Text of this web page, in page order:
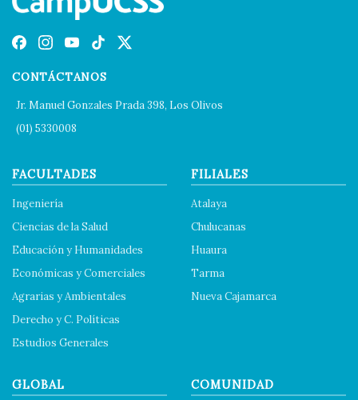
CONTÁCTANOS
Jr. Manuel Gonzales Prada 398, Los Olivos
(01) 5330008
FACULTADES
Ingeniería
Ciencias de la Salud
Educación y Humanidades
Económicas y Comerciales
Agrarias y Ambientales
Derecho y C. Políticas
Estudios Generales
FILIALES
Atalaya
Chulucanas
Huaura
Tarma
Nueva Cajamarca
GLOBAL COMUNIDAD